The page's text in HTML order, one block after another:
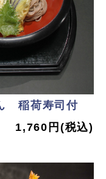
稲荷寿司付
1,760円(税込)